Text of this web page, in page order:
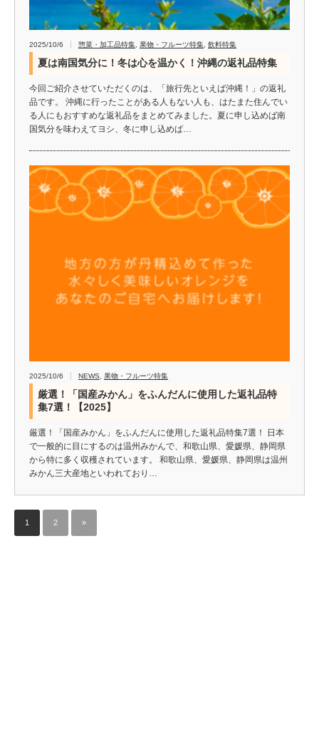
2025/10/6 惣菜・加工品特集, 果物・フルーツ特集, 飲料特集
夏は南国気分に！冬は心を温かく！沖縄の返礼品特集
今回ご紹介させていただくのは、「旅行先といえば沖縄！」の返礼
品です。 沖縄に行ったことがある人もない人も、はたまた住んでい
る人にもおすすめな返礼品をまとめてみました。夏に申し込めば南
国気分を味わえてヨシ、冬に申し込めば…
2025/10/6 NEWS 果物・フルーツ特集
厳選！「国産みかん」をふんだんに使用した返礼品特
集7選！【2025】
厳選！「国産みかん」をふんだんに使用した返礼品特集7選！ 日本
で一般的に目にするのは温州みかんで、和歌山県、愛媛県、静岡県
から特に多く収穫されています。 和歌山県、愛媛県、静岡県は温州
みかん三大産地といわれており…
1 2 »